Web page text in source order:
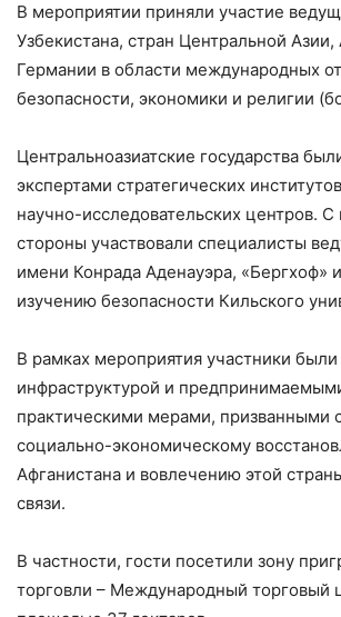
В мероприятии приняли участие
Узбекистана, стран Центральной Азии,
Германии в области международных
безопасности, экономики и религии
Центральноазиатские государства
экспертами стратегических
научно-исследовательских центров.
стороны участвовали специалисты
имени Конрада Аденауэра, «Бергхоф»
изучению безопасности Кильского
В рамках мероприятия участники
инфраструктурой и
практическими мерами, призванными
социально-экономическому
Афганистана и вовлечению этой
связи.
В частности, гости посетили зону
торговли – Международный торговый